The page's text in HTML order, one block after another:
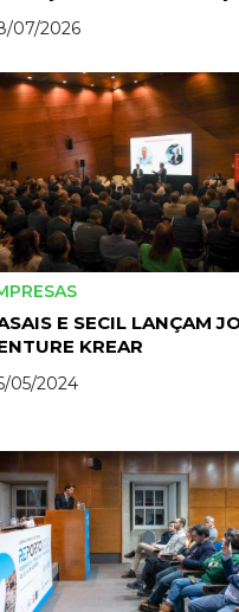
07/2026
E SECIL LANÇAM
KREAR
05/2024